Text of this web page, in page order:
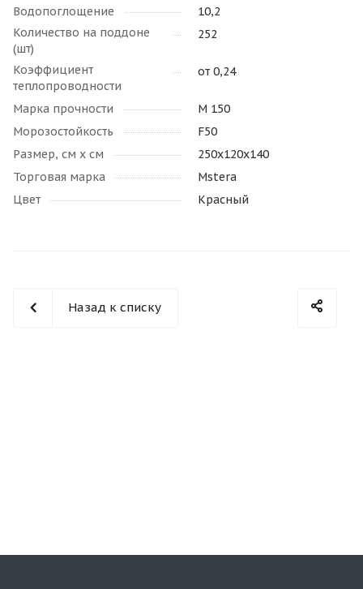
Водопоглощение
10,2
Количество на поддоне
(шт)
252
Коэффициент
теплопроводности
от 0,24
Марка прочности
М 150
Морозостойкость
F50
Размер, см х см
250х120х140
Торговая марка
Mstera
Цвет
Красный
Назад к списку